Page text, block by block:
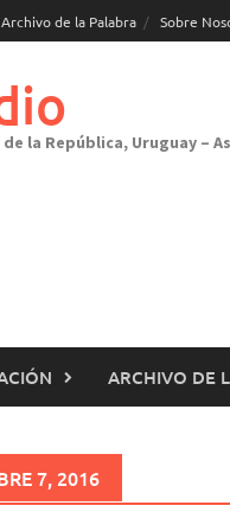
Archivo de la Palabra Sobre
de la República, Uruguay
ARCHIVO DE
7, 2016